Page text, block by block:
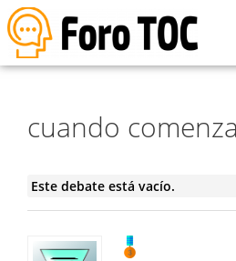
cuando
Este debate está vacío.